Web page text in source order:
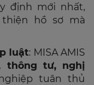
định mới nhất,
hồ sơ mà
luật: MISA AMIS
thông tư, nghị
tuân thủ